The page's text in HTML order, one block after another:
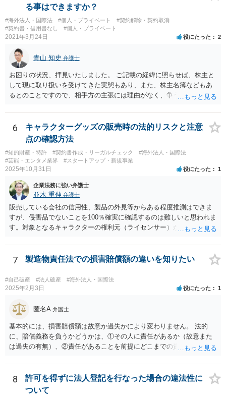
る事はできますか？
#海外法人・国際法 #個人・プライベート
#契約解除・契約取消
#契約書・借用書なし
#個人・プライベート
2021年3月24日 役にたった 2
青山 知史 弁護士
お困りの状況、拝見いたしました。 ご記載の経緯に照らせば、株主と
して現に取り扱いを受けてきた実態もあり、また、株主名簿などもあ
るとのことですので、相手方の主張には理由がなく、争う余地はある
主手の地位確認請求を訴訟などで実施し、正式に権利関係を明らかに
することも考えられます。 また、仮に株式の割り当てがなされていな
いとのことであれば、出資契約の前提が果たされていないことになり
ますので、債務不履行を理由に契約を解除し、100万円の返金を要求す
ることも考えられるかと思慮いたします。 この他、持ち株比率などに
もよりますが、過半数を確保できるのであれば、相手方の解任請求を
たします。 いずれの手段をとるとしても、当時のやり取りや契約内
容、相手方の主張内容などによっても、とるべき手段が異なってきま
すので、本格的に争うことをお考えであれば、関連資料をお持ちのう
え、個別に弁護士にご相談をし、対策を立てていくべきと思慮いたし
ます。
6
キャラクターグッズの販売時の法的リスクと注意
点の確認方法
#知的財産・特許 #契約書作成・リーガルチェック
#海外法人・国際法
#芸能・エンタメ業界
#スタートアップ・新規事業
2025年10月31日 役にたった 1
企業法務に強い弁護士
並木 重伸 弁護士
販売している会社の信用性、製品の外見等からある程度推測はできま
すが、侵害品でないことを100％確実に確認するのは難しいと思われま
す。対象となるキャラクターの権利元（ライセンサー）がわかるので
頼し絵を作ってもらいそれを元に工場へ作成依頼などした場合」につ
いては、作ってもらった絵がオリジナルのものであれば問題はありま
存のキャラクターやそれに類似するものであれば、その権利元から許
諾を受けない限り著作権侵害となる可能性が高いです。
7 製造物責任法での損害賠償額の違いを知りたい
#自己破産 #法人破産 #海外法人・国際法
2025年2月3日 役にたった 1
匿名A 弁護士
基本的には、損害賠償額は故意か過失かにより変わりません。 法的
に、賠償義務を負うかどうかは、①その人に責任があるか（故意また
は過失の有無）、②責任があることを前提にどこまでの責任を負うべ
（厳密には、②の話の中で責任の範囲を問う過程で主観面も見るする
ので事案次第ではありますが。）。 また、海外での損害の発生の場合
には、まずどの法を適用するのかの問題があるので、どの国の損害で
8
許可を得ずに法人登記を行なった場合の違法性に
ついて